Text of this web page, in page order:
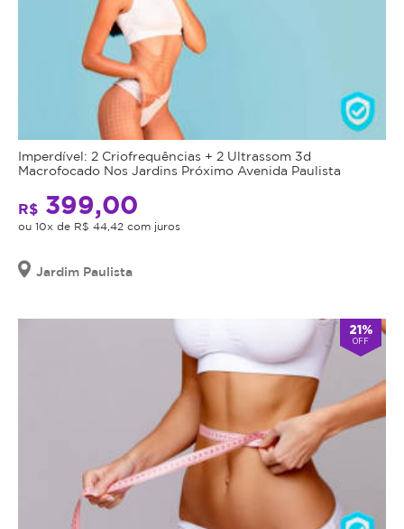
Imperdível: 2 Criofrequências + 2 Ultrassom 3d
Macrofocado Nos Jardins Próximo Avenida Paulista
R$ 399,00
ou 10x de R$ 44,42 com juros
Jardim Paulista
21%
OFF